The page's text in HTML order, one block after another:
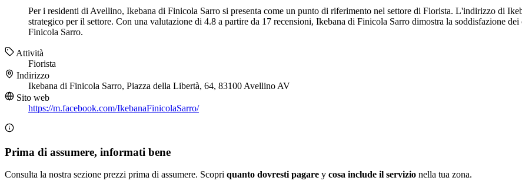
Per i residenti di Avellino, Ikebana di Finicola Sarro si presenta come un punto di riferimento nel settore di Fiorista. L'indirizzo di
strategico per il settore. Con una valutazione di 4.8 a partire da 17 recensioni, Ikebana di Finicola Sarro dimostra la soddisfazione
Finicola Sarro.
Attività
Fiorista
Indirizzo
Ikebana di Finicola Sarro, Piazza della Libertà, 64, 83100 Avellino AV
Sito web
https://m.facebook.com/IkebanaFinicolaSarro/
Prima di assumere, informati bene
Consulta la nostra sezione prezzi prima di assumere. Scopri quanto dovresti pagare y cosa include il servizio nella tua zona.